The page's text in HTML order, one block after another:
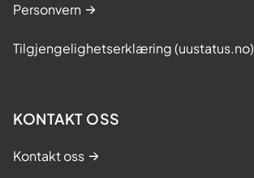
Personvern
Tilgjengelighetserklæring (uustatus.no)
KONTAKT OSS
Kontakt oss